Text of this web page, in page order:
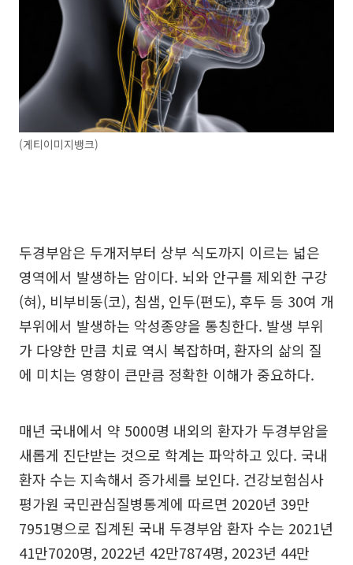
(게티이미지뱅크)
두경부암은 두개저부터 상부 식도까지 이르는 넓은
영역에서 발생하는 암이다. 뇌와 안구를 제외한 구강
(혀), 비부비동(코), 침샘, 인두(편도), 후두 등 30여 개
부위에서 발생하는 악성종양을 통칭한다. 발생 부위
가 다양한 만큼 치료 역시 복잡하며, 환자의 삶의 질
에 미치는 영향이 큰만큼 정확한 이해가 중요하다.
매년 국내에서 약 5000명 내외의 환자가 두경부암을
새롭게 진단받는 것으로 학계는 파악하고 있다. 국내
환자 수는 지속해서 증가세를 보인다. 건강보험심사
평가원 국민관심질병통계에 따르면 2020년 39만
7951명으로 집계된 국내 두경부암 환자 수는 2021년
41만7020명, 2022년 42만7874명, 2023년 44만